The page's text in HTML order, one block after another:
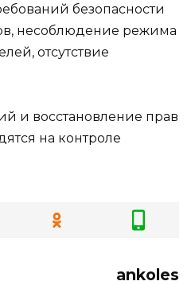
безопасности
несоблюдение режима
отсутствие
и восстановление прав
на контроле
ankoles